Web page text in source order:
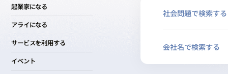
起業家になる
アライになる
サービスを利用する
イベント
社会問題で検索する
会社名で検索する